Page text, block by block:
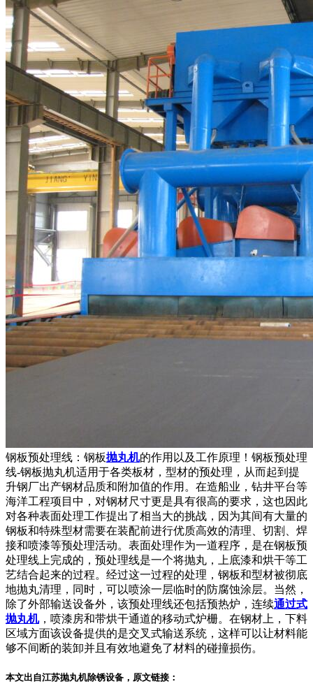
钢板预处理线：钢板抛丸机的作用以及工作原理！钢板预处理
线-钢板抛丸机适用于各类板材，型材的预处理，从而起到提
升钢厂出产钢材品质和附加值的作用。在造船业，钻井平台等
海洋工程项目中，对钢材尺寸更是具有很高的要求，这也因此
对各种表面处理工作提出了相当大的挑战，因为其间有大量的
钢板和特殊型材需要在装配前进行优质高效的清理、切割、焊
接和喷漆等预处理活动。表面处理作为一道程序，是在钢板预
处理线上完成的，预处理线是一个将抛丸，上底漆和烘干等工
艺结合起来的过程。经过这一过程的处理，钢板和型材被彻底
地抛丸清理，同时，可以喷涂一层临时的防腐蚀涂层。当然，
除了外部输送设备外，该预处理线还包括预热炉，连续通过式
抛丸机，喷漆房和带烘干通道的移动式炉栅。在钢材上，下料
区域方面该设备提供的是交叉式输送系统，这样可以让材料能
够不间断的装卸并且有效地避免了材料的碰撞损伤。
本文出自江苏抛丸机除锈设备，原文链接：